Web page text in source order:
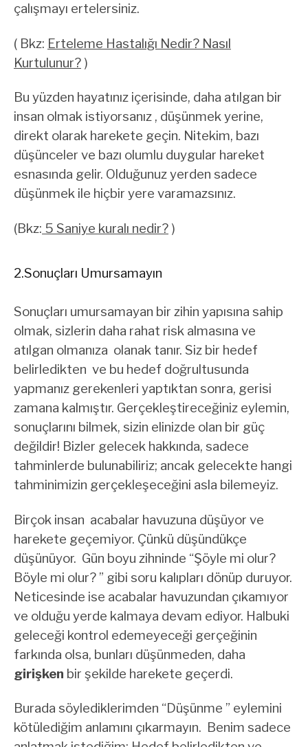
çalışmayı ertelersiniz.
( Bkz: Erteleme Hastalığı Nedir? Nasıl
Kurtulunur? )
Bu yüzden hayatınız içerisinde, daha atılgan bir
insan olmak istiyorsanız , düşünmek yerine,
direkt olarak harekete geçin. Nitekim, bazı
düşünceler ve bazı olumlu duygular hareket
esnasında gelir. Olduğunuz yerden sadece
düşünmek ile hiçbir yere varamazsınız.
(Bkz: 5 Saniye kuralı nedir? )
2.Sonuçları Umursamayın
Sonuçları umursamayan bir zihin yapısına sahip
olmak, sizlerin daha rahat risk almasına ve
atılgan olmanıza olanak tanır. Siz bir hedef
belirledikten ve bu hedef doğrultusunda
yapmanız gerekenleri yaptıktan sonra, gerisi
zamana kalmıştır. Gerçekleştireceğiniz eylemin,
sonuçlarını bilmek, sizin elinizde olan bir güç
değildir! Bizler gelecek hakkında, sadece
tahminlerde bulunabiliriz; ancak gelecekte hangi
tahminimizin gerçekleşeceğini asla bilemeyiz.
Birçok insan acabalar havuzuna düşüyor ve
harekete geçemiyor. Çünkü düşündükçe
düşünüyor. Gün boyu zihninde “Şöyle mi olur?
Böyle mi olur? ” gibi soru kalıpları dönüp duruyor.
Neticesinde ise acabalar havuzundan çıkamıyor
ve olduğu yerde kalmaya devam ediyor. Halbuki
geleceği kontrol edemeyeceği gerçeğinin
farkında olsa, bunları düşünmeden, daha
girişken bir şekilde harekete geçerdi.
Burada söylediklerimden “Düşünme ” eylemini
kötülediğim anlamını çıkarmayın. Benim sadece